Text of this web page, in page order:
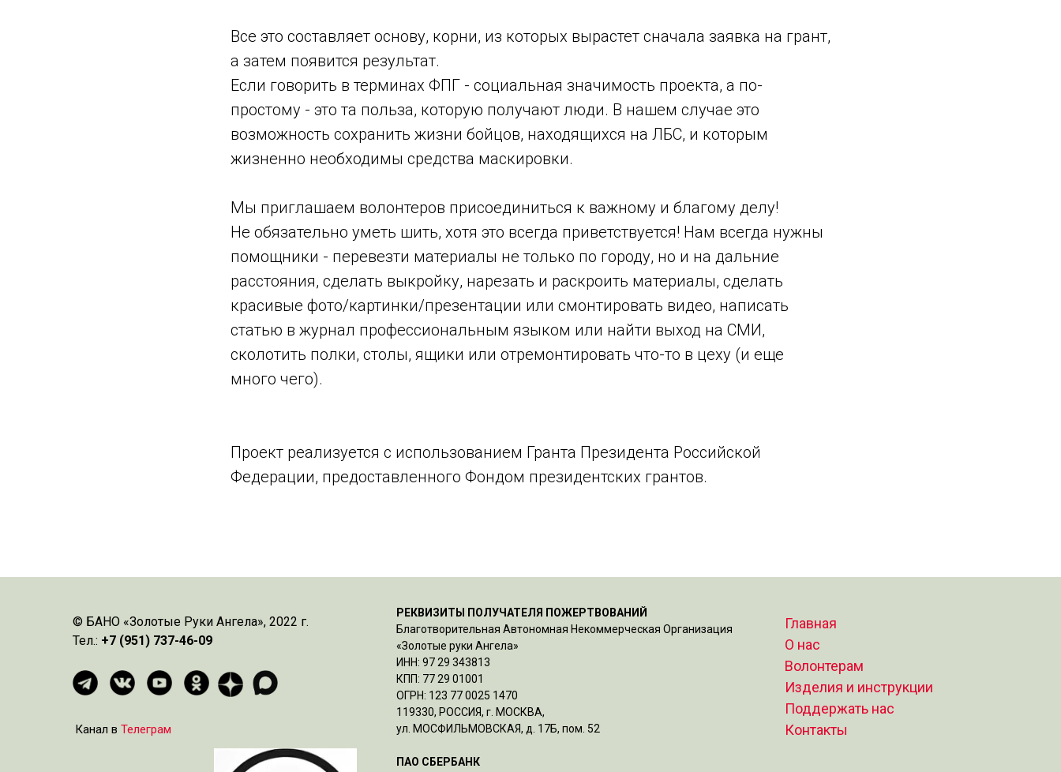
Все это составляет основу, корни, из которых вырастет сначала заявка на грант,
а затем появится результат.
Если говорить в терминах ФПГ - социальная значимость проекта, а по-
простому - это та польза, которую получают люди. В нашем случае это
возможность сохранить жизни бойцов, находящихся на ЛБС, и которым
жизненно необходимы средства маскировки.
Мы приглашаем волонтеров присоединиться к важному и благому делу!
Не обязательно уметь шить, хотя это всегда приветствуется! Нам всегда нужны
помощники - перевезти материалы не только по городу, но и на дальние
расстояния, сделать выкройку, нарезать и раскроить материалы, сделать
красивые фото/картинки/презентации или смонтировать видео, написать
статью в журнал профессиональным языком или найти выход на СМИ,
сколотить полки, столы, ящики или отремонтировать что-то в цеху (и еще
много чего).
Проект реализуется с использованием Гранта Президента Российской
Федерации, предоставленного Фондом президентских грантов.
© БАНО «Золотые Руки Ангела», 2022 г.
Тел.: +7 (951) 737-46-09
РЕКВИЗИТЫ ПОЛУЧАТЕЛЯ ПОЖЕРТВОВАНИЙ
Благотворительная Автономная Некоммерческая Организация
«Золотые руки Ангела»
ИНН: 97 29 343813
КПП: 77 29 01001
ОГРН: 123 77 0025 1470
119330, РОССИЯ, г. МОСКВА,
ул. МОСФИЛЬМОВСКАЯ, д. 17Б, пом. 52
ПАО СБЕРБАНК
Канал в Телеграм
Главная
О нас
Волонтерам
Изделия и инструкции
Поддержать нас
Контакты